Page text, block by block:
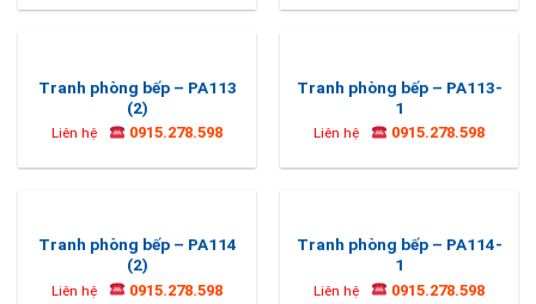
Tranh phòng bếp – PA113
(2)
Liên hệ 0915.278.598
Tranh phòng bếp – PA113-
1
Liên hệ 0915.278.598
Tranh phòng bếp – PA114
(2)
Liên hệ 0915.278.598
Tranh phòng bếp – PA114-
1
Liên hệ 0915.278.598